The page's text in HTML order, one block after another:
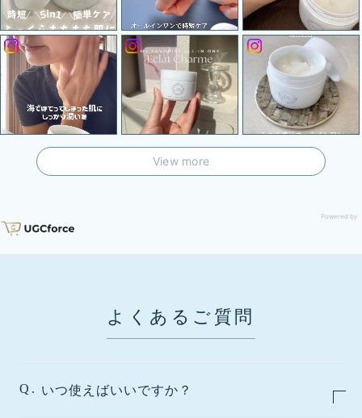
View more
Powered by
よくあるご質問
Q. いつ使えばいいですか？